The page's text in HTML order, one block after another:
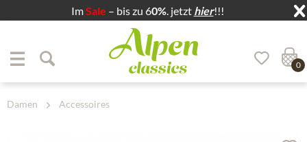
ImSale – bis zu 60%. jetzt hier!!!
Zum Hauptbereich springen
0
Damen Accessoires